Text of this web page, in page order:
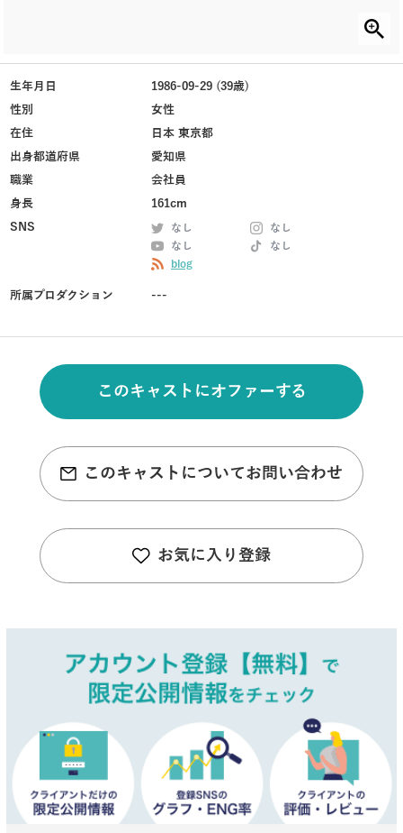
生年月日
1986-09-29 (39歳)
性別
女性
在住
日本 東京都
出身都道府県
愛知県
職業
会社員
身長
161cm
SNS
なし
なし
なし
なし
blog
所属プロダクション ---
このキャストにオファーする
このキャストについてお問い合わせ
お気に入り登録